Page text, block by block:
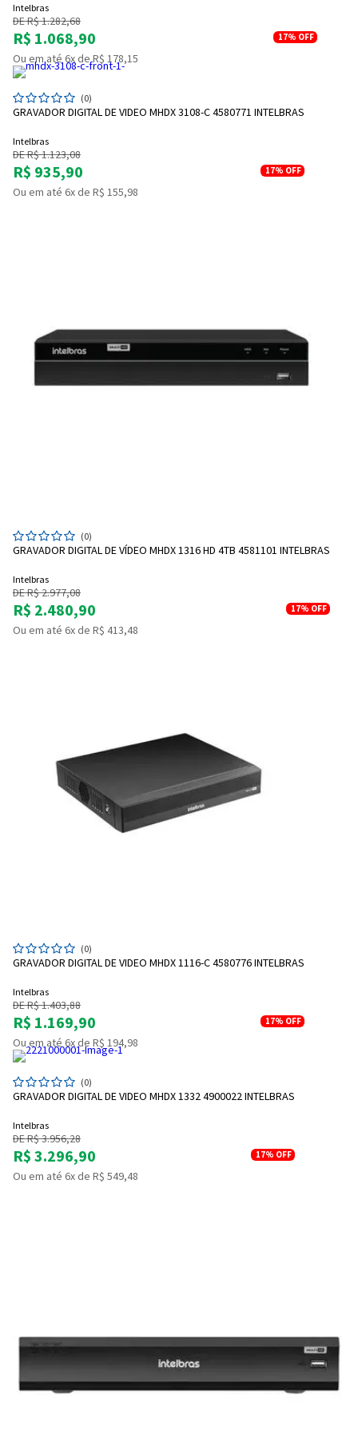
Cartão de crédito
Intelbras
DE R$ 1.282,68
R$ 1.068,90 17% OFF
Ou em até 6x de R$ 178,15
(0)
GRAVADOR DIGITAL DE VIDEO MHDX 3108-C 4580771 INTELBRAS
Intelbras
DE R$ 1.123,08
R$ 935,90 17% OFF
Ou em até 6x de R$ 155,98
(0)
GRAVADOR DIGITAL DE VÍDEO MHDX 1316 HD 4TB 4581101 INTELBRAS
Intelbras
DE R$ 2.977,08
R$ 2.480,90 17% OFF
Ou em até 6x de R$ 413,48
(0)
GRAVADOR DIGITAL DE VIDEO MHDX 1116-C 4580776 INTELBRAS
Intelbras
DE R$ 1.403,88
R$ 1.169,90 17% OFF
Ou em até 6x de R$ 194,98
(0)
GRAVADOR DIGITAL DE VIDEO MHDX 1332 4900022 INTELBRAS
Intelbras
DE R$ 3.956,28
R$ 3.296,90 17% OFF
Ou em até 6x de R$ 549,48